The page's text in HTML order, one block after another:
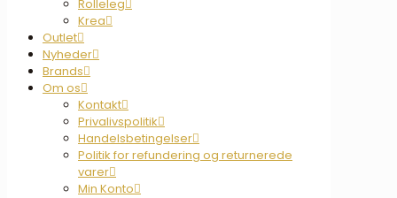
Rolleleg
Krea
Outlet
Nyheder
Brands
Om os
Kontakt
Privalivspolitik
Handelsbetingelser
Politik for refundering og returnerede
varer
Min Konto